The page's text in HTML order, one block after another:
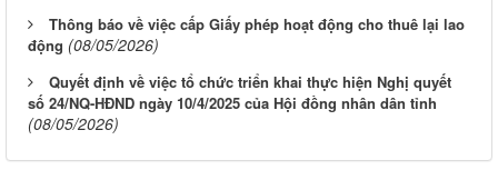
Thông báo về việc cấp Giấy phép hoạt động cho thuê lại lao
động (08/05/2026)
Quyết định về việc tổ chức triển khai thực hiện Nghị quyết
số 24/NQ-HĐND ngày 10/4/2025 của Hội đồng nhân dân tỉnh
(08/05/2026)
Từ ngày 03/8/2026 đến ngày 09/8/2026